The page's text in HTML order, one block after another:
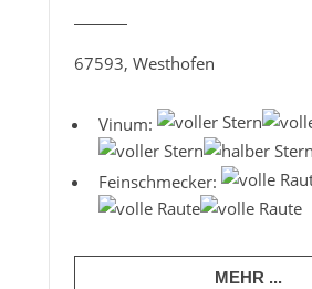
67593, Westhofen
Vinum:
Feinschmecker:
MEHR ...